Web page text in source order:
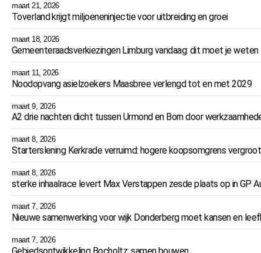
maart 21, 2026
Toverland krijgt miljoeneninjectie voor uitbreiding en groei
maart 18, 2026
Gemeenteraadsverkiezingen Limburg vandaag: dit moet je weten
maart 11, 2026
Noodopvang asielzoekers Maasbree verlengd tot en met 2029
maart 9, 2026
A2 drie nachten dicht tussen Urmond en Born door
maart 8, 2026
Starterslening Kerkrade verruimd: hogere koopsomgrens
maart 8, 2026
sterke inhaalrace levert Max Verstappen zesde plaats op in GP
maart 7, 2026
Nieuwe samenwerking voor wijk Donderberg moet kansen en
maart 7, 2026